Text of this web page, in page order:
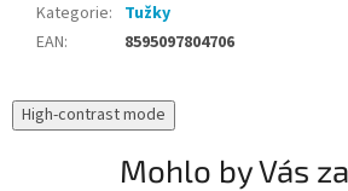
Kategorie: Tužky
EAN: 8595097804706
High-contrast mode
Mohlo by Vás